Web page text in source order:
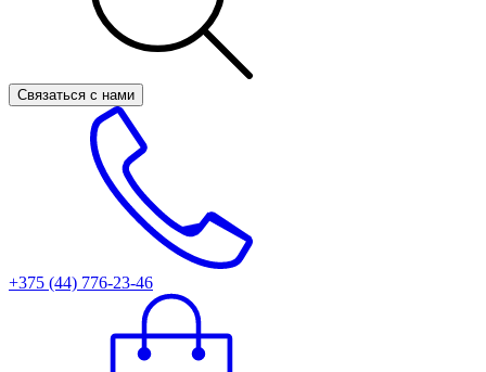
Связаться с нами
+375 (44) 776-23-46